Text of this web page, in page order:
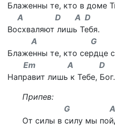
Блаженны те, кто в доме
A D A D
Восхваляют лишь Тебя.
A G
Блаженны те, кто сердце
Em A D
Направит лишь к Тебе, Бог.
Припев:
G A
От силы в силу мы